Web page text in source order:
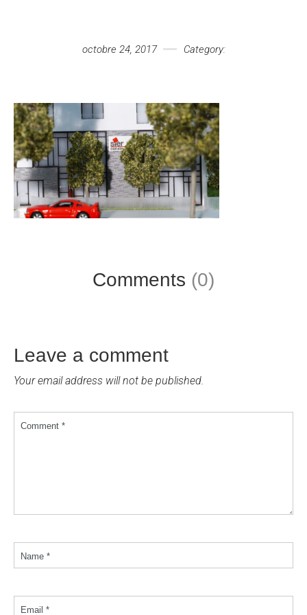
octobre 24, 2017 Category:
Comments (0)
Leave a comment
Your email address will not be published.
Comment *
Name *
Email *